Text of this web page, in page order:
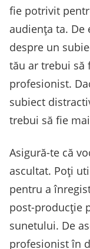
fie potrivit
audiența ta. De
despre un
tău ar trebui să
profesionist.
subiect
trebui să fie
Asigură-te că
ascultat. Poți
pentru a
post-producție
sunetului. De
profesionist în